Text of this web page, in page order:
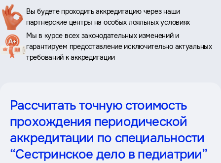
Ключевые
преимущества
Вы будете проходить аккредитацию через наши
партнерские центры на особых лояльных условиях
Мы в курсе всех законодательных изменений и
гарантируем предоставление исключительно актуальных
требований к аккредитации
Рассчитать точную стоимость
прохождения периодической
аккредитации по специальности
“Сестринское дело в педиатрии”